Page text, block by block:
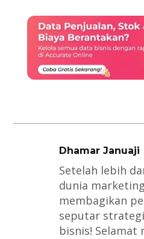
Dhamar Januaji
Setelah lebih
dunia
membagikan
seputar
bisnis! Selamat